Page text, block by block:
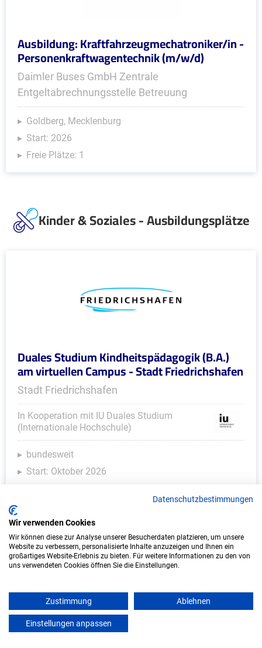
Ausbildung: Kraftfahrzeugmechatroniker/in -
Personenkraftwagentechnik (m/w/d)
Daimler Buses GmbH Zentrale
Entgeltabrechnungsstelle Betreuung
Goldberg, Mecklenburg
Start: 2026
Freie Plätze: 1
Kinder & Soziales - Ausbildungsplätze
Duales Studium Kindheitspädagogik (B.A.)
am virtuellen Campus - Stadt Friedrichshafen
Stadt Friedrichshafen
In Kooperation mit IU Duales Studium
(Internationale Hochschule)
bundesweit
Start: Oktober 2026
Duales Studium Soziale Arbeit (B.A.) am
virtuellen Campus - Heilpädagogisches
Datenschutzbestimmungen
Wir verwenden Cookies
Wir können diese zur Analyse unserer Besucherdaten platzieren, um unsere
Website zu verbessern, personalisierte Inhalte anzuzeigen und Ihnen ein
großartiges Website-Erlebnis zu bieten. Für weitere Informationen zu den von
uns verwendeten Cookies öffnen Sie die Einstellungen.
Zustimmung Ablehnen
Einstellungen anpassen